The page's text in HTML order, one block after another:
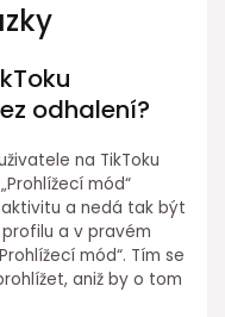
odhalení?
na TikToku
mód“
a nedá tak být
a v pravém
mód“. Tím se
aniž by o tom